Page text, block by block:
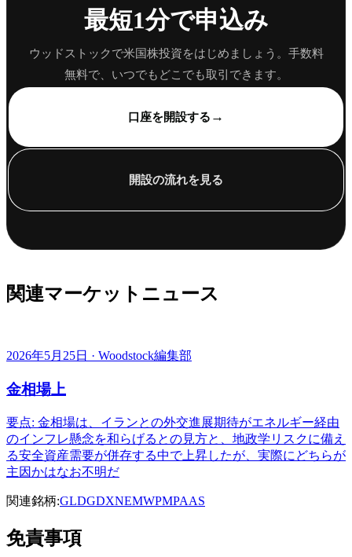
最短1分で申込み
ウッドストックで米国株投資をはじめましょう。手数料
無料で、いつでもどこでも取引できます。
口座を開設する →
開設の流れを見る
関連マーケットニュース
2026年5月25日 · Woodstock編集部
金相場上
要点: 金相場は、イランとの外交進展期待がエネルギー経由
のインフレ懸念を和らげるとの見方と、地政学リスクに備え
る安全資産需要が併存する中で上昇したが、実際にどちらが
主因かはなお不明だ
関連銘柄:GLDGDXNEMWPMPAAS
免責事項